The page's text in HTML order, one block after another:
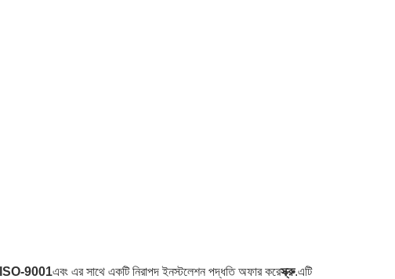
ISO-9001এবং এর সাথে একটি নিরাপদ ইনস্টলেশন পদ্ধতি অফার করেস্ক্রু.এটি